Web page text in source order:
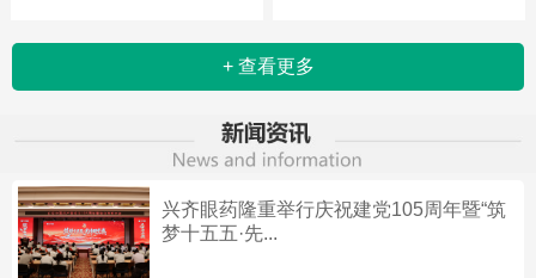
+ 查看更多
兴齐眼药隆重举行庆祝建党105周年暨“筑
梦十五五·先...